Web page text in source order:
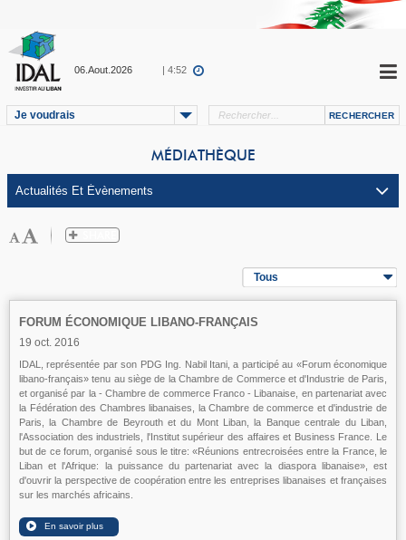
06.Aout.2026 | 4:52
Je voudrais
MÉDIATHÈQUE
Tous
FORUM ÉCONOMIQUE LIBANO-FRANÇAIS
19 oct. 2016
IDAL, représentée par son PDG Ing. Nabil Itani, a participé au «Forum économique
libano-français» tenu au siège de la Chambre de Commerce et d'Industrie de Paris,
et organisé par la - Chambre de commerce Franco - Libanaise, en partenariat avec
la Fédération des Chambres libanaises, la Chambre de commerce et d'industrie de
Paris, la Chambre de Beyrouth et du Mont Liban, la Banque centrale du Liban,
l'Association des industriels, l'Institut supérieur des affaires et Business France. Le
but de ce forum, organisé sous le titre: «Réunions entrecroisées entre la France, le
Liban et l'Afrique: la puissance du partenariat avec la diaspora libanaise», est
d'ouvrir la perspective de coopération entre les entreprises libanaises et françaises
sur les marchés africains.